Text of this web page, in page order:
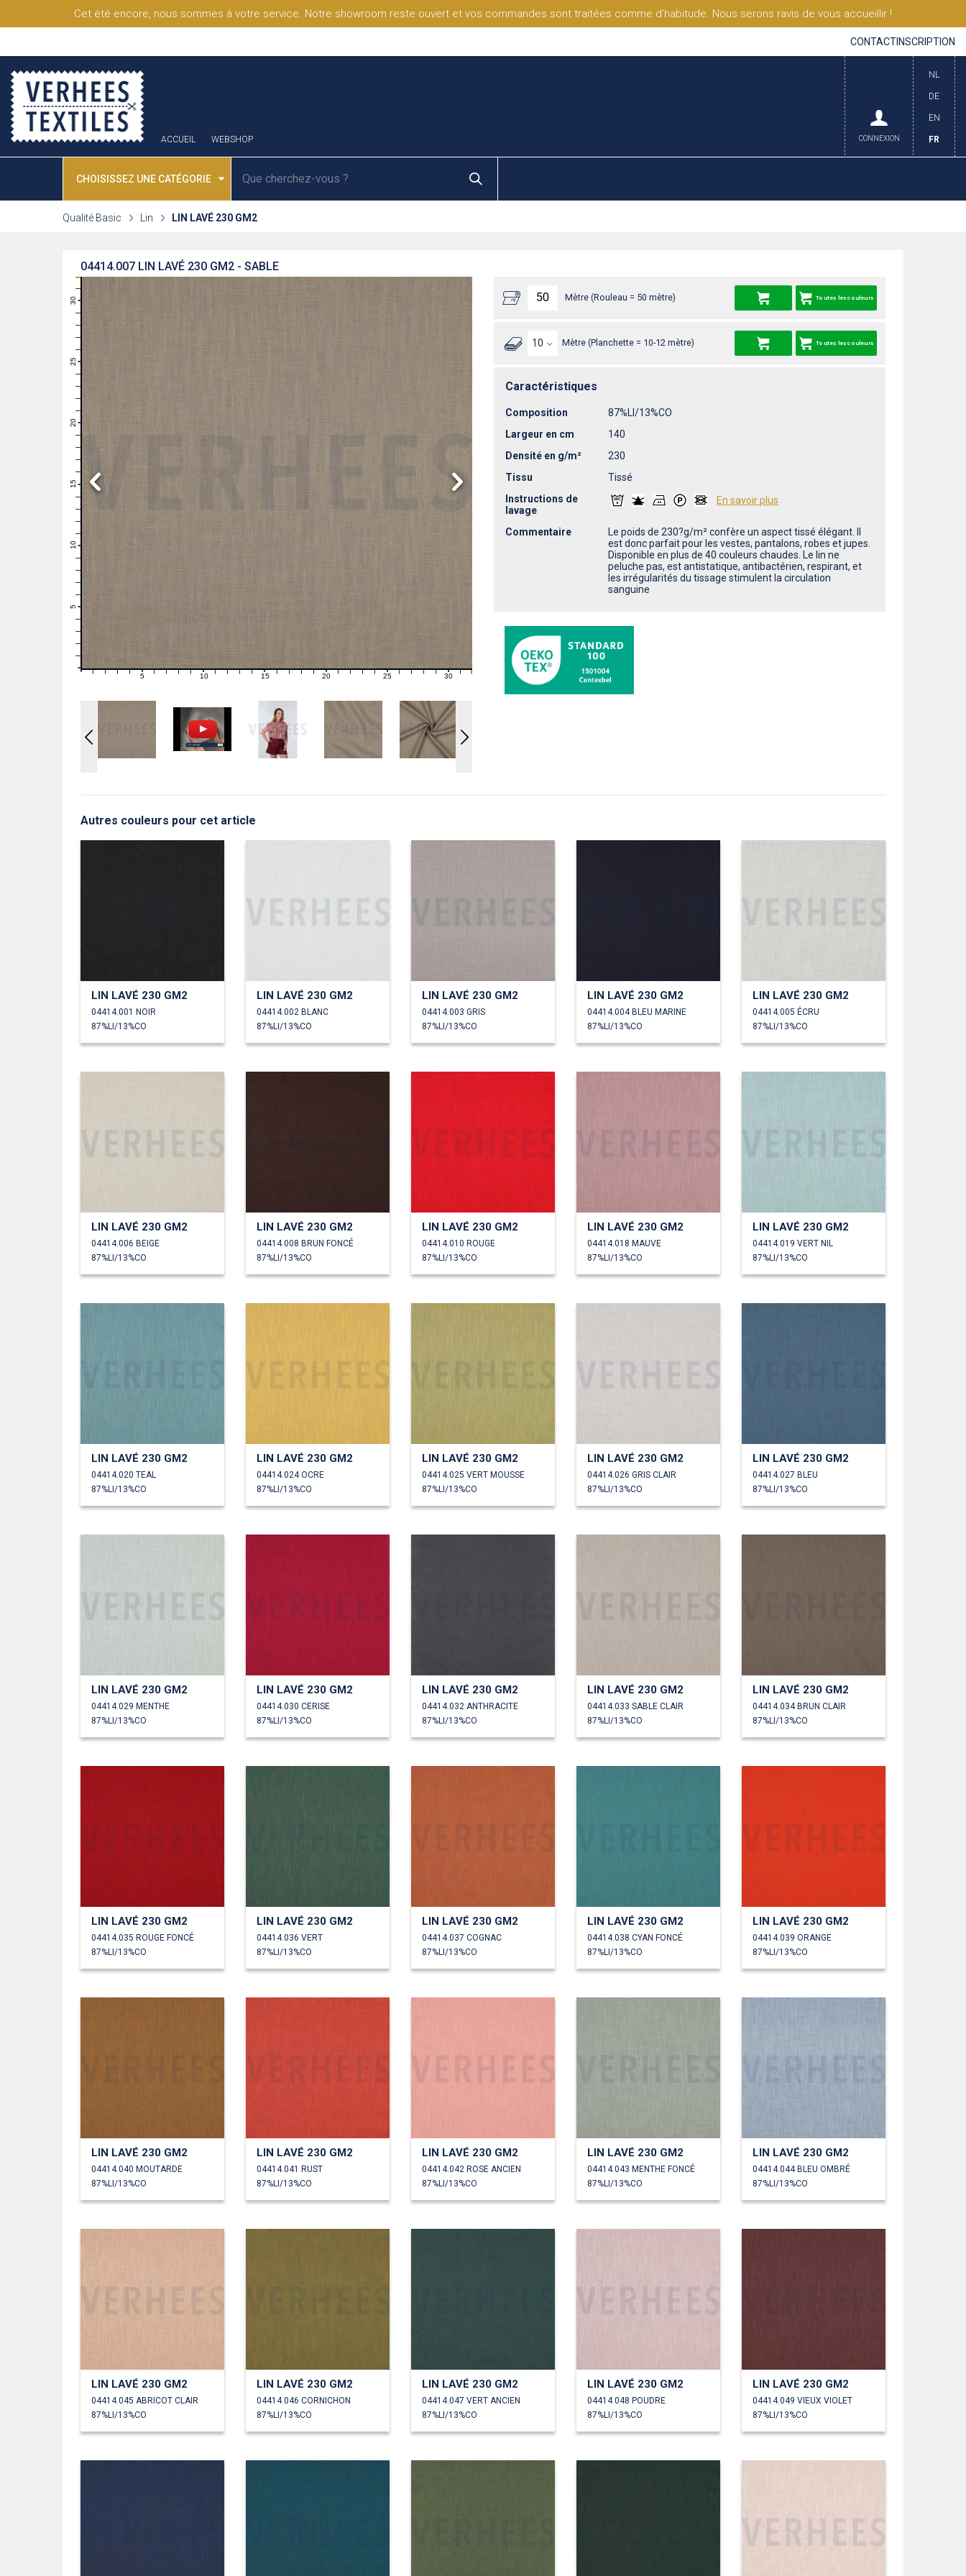
Cet été encore, nous sommes à votre service. Notre showroom reste ouvert et vos commandes sont traitées comme d'habitude. Nous serons ravis de vous accueillir !
CONTACT INSCRIPTION
ACCUEIL WEBSHOP
NL
DE
EN
FR
CONNEXION
CHOISISSEZ UNE CATÉGORIE
Qualité Basic Lin LIN LAVÉ 230 GM2
LIN LAVÉ 230 GM2 - SABLE
04414.007
3
6
10
11
12
13
14
15
16
17
18
19
20
21
22
23
24
25
26
27
28
29
30
1 2 3 4 5 6 7 8 9 10 11 12 13 14 16 17 18 19 21 22 23 24 26 27 28 29 31
Mètre (Rouleau = 50 mètre) Toutes les couleurs
Mètre (Planchette = 10-12 mètre) Toutes les couleurs
Caractéristiques
Composition
87%LI/13%CO
Largeur en cm
140
Densité en g/m²
230
Tissu
Tissé
Instructions de
lavage
En savoir plus
Commentaire
Le poids de 230?g/m² confère un aspect tissé élégant. Il
est donc parfait pour les vestes, pantalons, robes et jupes.
Disponible en plus de 40 couleurs chaudes. Le lin ne
peluche pas, est antistatique, antibactérien, respirant, et
les irrégularités du tissage stimulent la circulation
sanguine
Autres couleurs pour cet article
LIN LAVÉ 230 GM2
04414.001 NOIR
87%LI/13%CO
LIN LAVÉ 230 GM2
04414.002 BLANC
87%LI/13%CO
LIN LAVÉ 230 GM2
04414.003 GRIS
87%LI/13%CO
LIN LAVÉ 230 GM2
04414.004 BLEU MARINE
87%LI/13%CO
LIN LAVÉ 230 GM2
04414.005 ÉCRU
87%LI/13%CO
LIN LAVÉ 230 GM2
04414.006 BEIGE
87%LI/13%CO
LIN LAVÉ 230 GM2
04414.008 BRUN FONCÉ
87%LI/13%CO
LIN LAVÉ 230 GM2
04414.010 ROUGE
87%LI/13%CO
LIN LAVÉ 230 GM2
04414.018 MAUVE
87%LI/13%CO
LIN LAVÉ 230 GM2
04414.019 VERT NIL
87%LI/13%CO
LIN LAVÉ 230 GM2
04414.020 TEAL
87%LI/13%CO
LIN LAVÉ 230 GM2
04414.024 OCRE
87%LI/13%CO
LIN LAVÉ 230 GM2
04414.025 VERT MOUSSE
87%LI/13%CO
LIN LAVÉ 230 GM2
04414.026 GRIS CLAIR
87%LI/13%CO
LIN LAVÉ 230 GM2
04414.027 BLEU
87%LI/13%CO
LIN LAVÉ 230 GM2
04414.029 MENTHE
87%LI/13%CO
LIN LAVÉ 230 GM2
04414.030 CERISE
87%LI/13%CO
LIN LAVÉ 230 GM2
04414.032 ANTHRACITE
87%LI/13%CO
LIN LAVÉ 230 GM2
04414.033 SABLE CLAIR
87%LI/13%CO
LIN LAVÉ 230 GM2
04414.034 BRUN CLAIR
87%LI/13%CO
LIN LAVÉ 230 GM2
04414.035 ROUGE FONCÉ
87%LI/13%CO
LIN LAVÉ 230 GM2
04414.036 VERT
87%LI/13%CO
LIN LAVÉ 230 GM2
04414.037 COGNAC
87%LI/13%CO
LIN LAVÉ 230 GM2
04414.038 CYAN FONCÉ
87%LI/13%CO
LIN LAVÉ 230 GM2
04414.039 ORANGE
87%LI/13%CO
LIN LAVÉ 230 GM2
04414.040 MOUTARDE
87%LI/13%CO
LIN LAVÉ 230 GM2
04414.041 RUST
87%LI/13%CO
LIN LAVÉ 230 GM2
04414.042 ROSE ANCIEN
87%LI/13%CO
LIN LAVÉ 230 GM2
04414.043 MENTHE FONCÉ
87%LI/13%CO
LIN LAVÉ 230 GM2
04414.044 BLEU OMBRÉ
87%LI/13%CO
LIN LAVÉ 230 GM2
04414.045 ABRICOT CLAIR
87%LI/13%CO
LIN LAVÉ 230 GM2
04414.046 CORNICHON
87%LI/13%CO
LIN LAVÉ 230 GM2
04414.047 VERT ANCIEN
87%LI/13%CO
LIN LAVÉ 230 GM2
04414.048 POUDRE
87%LI/13%CO
LIN LAVÉ 230 GM2
04414.049 VIEUX VIOLET
87%LI/13%CO